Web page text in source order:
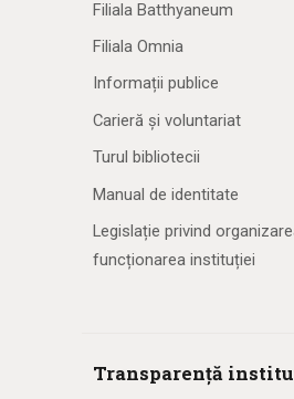
Filiala Batthyaneum
Filiala Omnia
Informații publice
Carieră și voluntariat
Turul bibliotecii
Manual de identitate
Legislație privind
funcționarea instituției
Transparență